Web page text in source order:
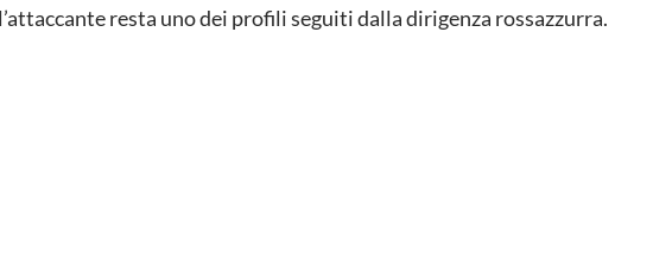
resta uno dei profili seguiti dalla dirigenza rossazzurra.